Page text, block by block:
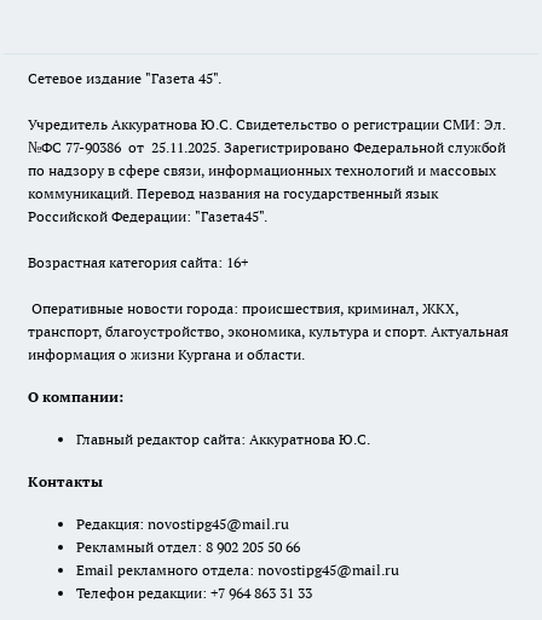
Сетевое издание "Газета 45".
Учредитель Аккуратнова Ю.С. Свидетельство о регистрации СМИ: Эл.
№ФС 77-90386 от 25.11.2025. Зарегистрировано Федеральной службой
по надзору в сфере связи, информационных технологий и массовых
коммуникаций. Перевод названия на государственный язык
Российской Федерации: "Газета45".
Возрастная категория сайта: 16+
Оперативные новости города: происшествия, криминал, ЖКХ,
транспорт, благоустройство, экономика, культура и спорт. Актуальная
информация о жизни Кургана и области.
О компании:
Главный редактор сайта: Аккуратнова Ю.С.
Контакты
Редакция: novostipg45@mail.ru
Рекламный отдел: 8 902 205 50 66
Email рекламного отдела: novostipg45@mail.ru
Телефон редакции: +7 964 863 31 33